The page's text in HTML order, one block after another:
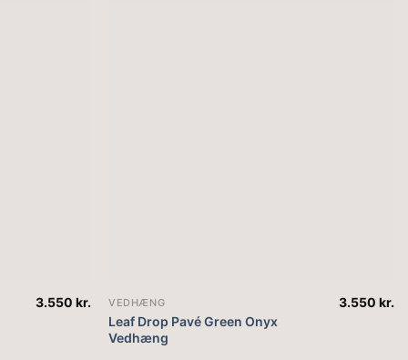
3.550 kr. VEDHÆNG
Leaf Drop Pavé Green Onyx
Vedhæng
3.550kr.